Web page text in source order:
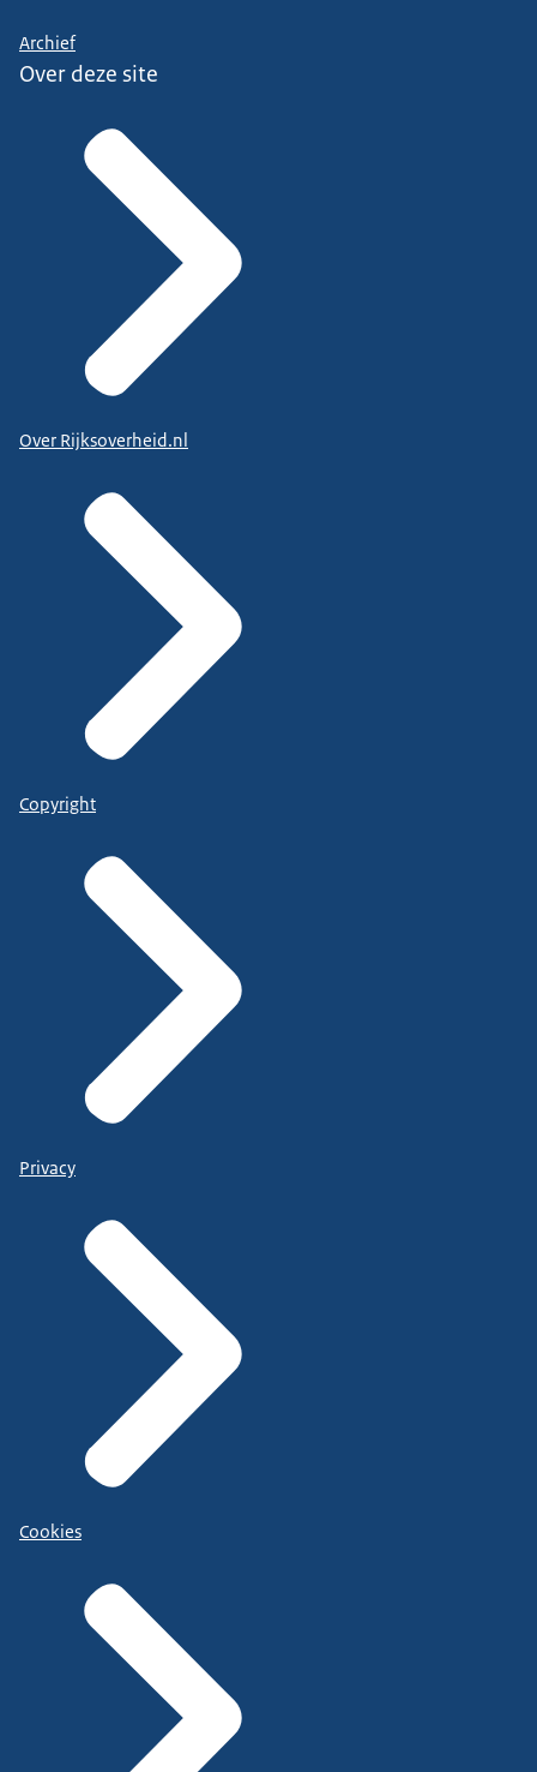
Archief
Over deze site
Over Rijksoverheid.nl
Copyright
Privacy
Cookies